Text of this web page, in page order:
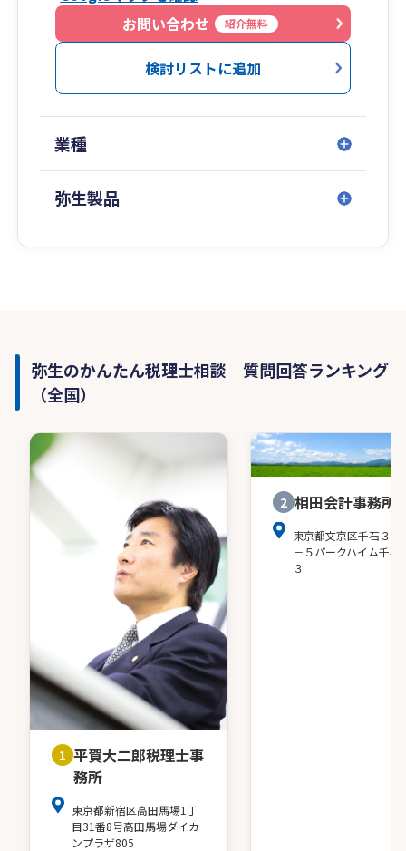
お問い合わせ
紹介無料
検討リストに追加
業種
弥生製品
弥生のかんたん税理士相談 質問回答ランキング
（全国）
1 平賀大二郎税理士事
務所
東京都新宿区高田馬場1丁
目31番8号高田馬場ダイカ
ンプラザ805
2 相田会計事務所
東京都文京区千石３－
－５パークハイム千石
３